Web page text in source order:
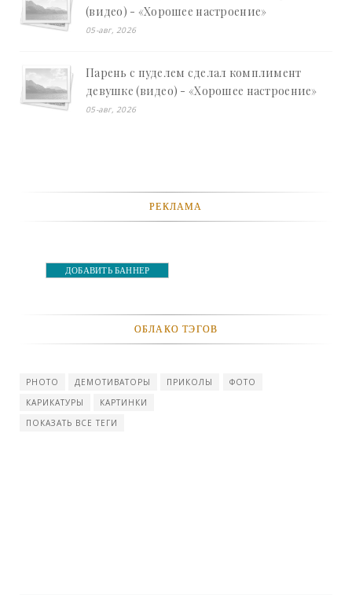
(видео) - «Хорошее настроение»
05-авг, 2026
Парень с пуделем сделал комплимент
девушке (видео) - «Хорошее настроение»
05-авг, 2026
РЕКЛАМА
ДОБАВИТЬ БАННЕР
ОБЛАКО ТЭГОВ
PHOTO ДЕМОТИВАТОРЫ ПРИКОЛЫ
ФОТО
КАРИКАТУРЫ
КАРТИНКИ
ПОКАЗАТЬ ВСЕ ТЕГИ